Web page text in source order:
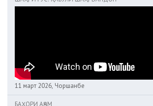
11 март 2026, Чоршанбе
БАҲОРИ АҶАМ